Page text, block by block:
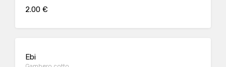
2.00 €
Ebi